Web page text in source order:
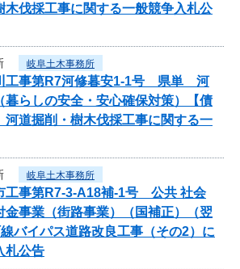
伐採工事に関する一般競争入札公
岐阜土木事務所
工事第R7河修暮安1-1号 県単 河
暮らしの安全・安心確保対策）【債
道掘削・樹木伐採工事に関する一
岐阜土木事務所
工事第R7-3-A18補-1号 公共 社会
金事業（街路事業）（国補正）（翌
バイパス道路改良工事（その2）に
札公告